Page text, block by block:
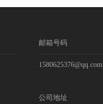
邮箱号码
1580625376@qq.com
公司地址